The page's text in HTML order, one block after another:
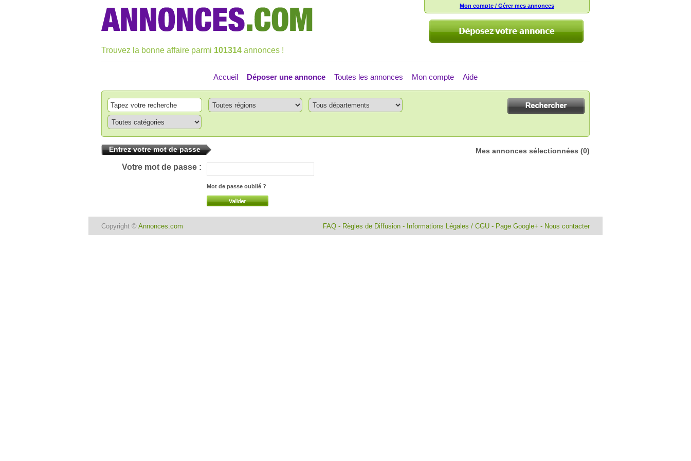
Mon compte / Gérer mes annonces
Trouvez la bonne affaire parmi 101314 annonces !
Accueil Déposer une annonce Toutes les annonces Mon compte Aide
Entrez votre mot de passe Mes annonces sélectionnées (0)
Votre mot de passe :
Mot de passe oublié ?
FAQ - Règles de Diffusion - Informations Légales / CGU - Page Google+ - Nous contacter
Copyright © Annonces.com